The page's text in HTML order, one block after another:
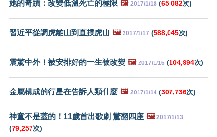
她的奇蹟：改變低溫死亡的極限 🖼️ 2017/1/18 (65,082次)
習近平從調虎離山到直撲虎山 🖼️ 2017/1/17 (588,045次)
震驚中外！被安排好的一生被改變 🖼️ 2017/1/16 (104,994次)
金屬構成的行星在告訴人類什麼 🖼️ 2017/1/14 (307,736次)
神童不是蓋的！11歲首出歌劇 驚翻四座 🖼️ 2017/1/13
(79,257次)